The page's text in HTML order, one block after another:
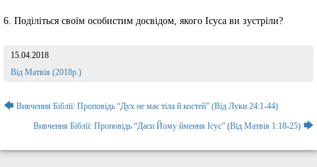
6. Поділіться своїм особистим досвідом, якого Ісуса ви зустріли?
15.04.2018
Розділ:
Від Матвія (2018р.)
Навігація
записів
🡄 Вивчення Біблії: Проповідь “Дух не має тіла й костей” (Від Луки 24:1-44)
Вивчення Біблії: Проповідь “Даси Йому ймення Ісус” (Від Матвія 1:18-25) 🡆